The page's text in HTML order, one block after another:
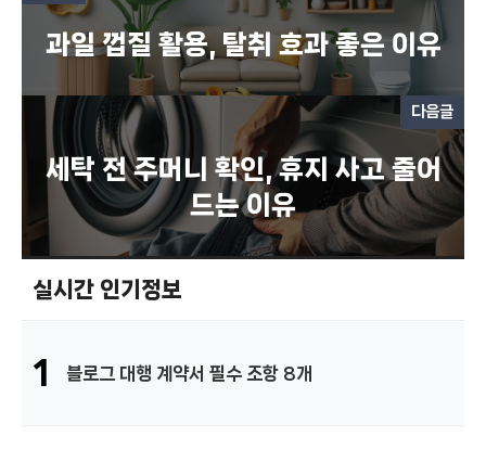
과일 껍질 활용, 탈취 효과 좋은 이유
다음글
세탁 전 주머니 확인, 휴지 사고 줄어
드는 이유
실시간 인기정보
1 블로그 대행 계약서 필수 조항 8개